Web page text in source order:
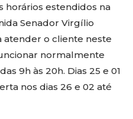
horários estendidos na
Senador Virgílio
atender o cliente neste
normalmente
9h às 20h. Dias 25 e 01
nos dias 26 e 02 até